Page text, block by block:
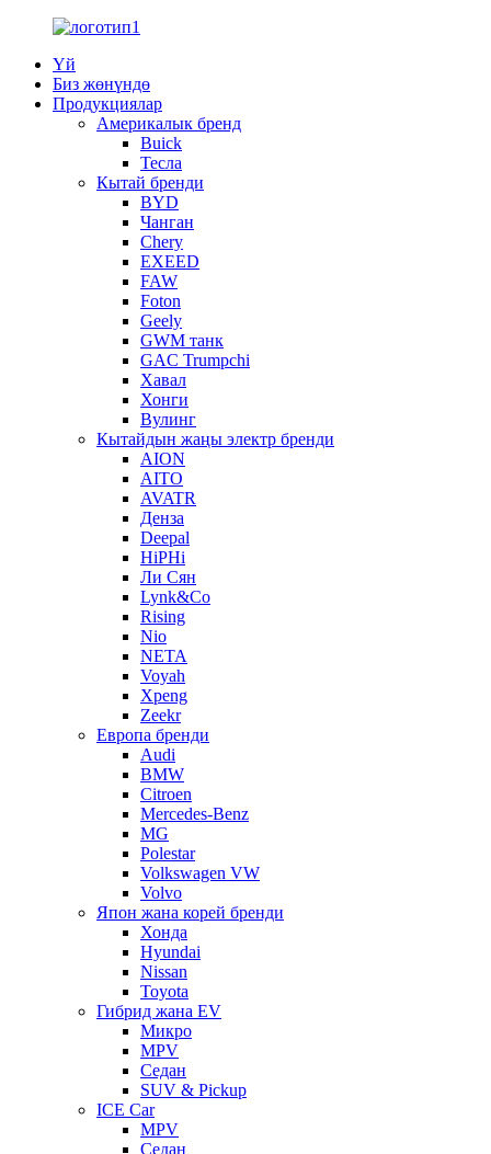
Үй
Биз жөнүндө
Продукциялар
Америкалык бренд
Buick
Тесла
Кытай бренди
BYD
Чанган
Chery
EXEED
FAW
Foton
Geely
GWM танк
GAC Trumpchi
Хавал
Хонги
Вулинг
Кытайдын жаңы электр бренди
AION
AITO
AVATR
Денза
Deepal
HiPHi
Ли Сян
Lynk&Co
Rising
Nio
NETA
Voyah
Xpeng
Zeekr
Европа бренди
Audi
BMW
Citroen
Mercedes-Benz
MG
Polestar
Volkswagen VW
Volvo
Япон жана корей бренди
Хонда
Hyundai
Nissan
Toyota
Гибрид жана EV
Микро
MPV
Седан
SUV & Pickup
ICE Car
MPV
Седан